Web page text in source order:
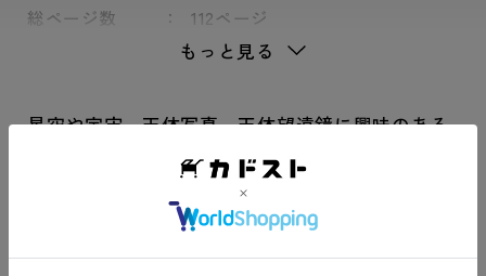
総ページ数 112ページ
もっと見る
星空や宇宙、天体写真、天体望遠鏡に興味のある
人のための天文情報誌
特集は「アトラス彗星」。急増光から一転、分裂した彗星